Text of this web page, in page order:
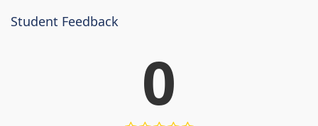
Student Feedback
0